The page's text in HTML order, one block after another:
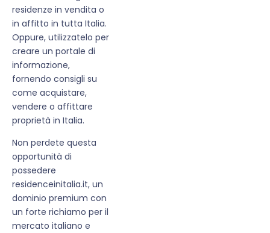
residenze in vendita o
in affitto in tutta Italia.
Oppure, utilizzatelo per
creare un portale di
informazione,
fornendo consigli su
come acquistare,
vendere o affittare
proprietà in Italia.
Non perdete questa
opportunità di
possedere
residenceinitalia.it, un
dominio premium con
un forte richiamo per il
mercato italiano e